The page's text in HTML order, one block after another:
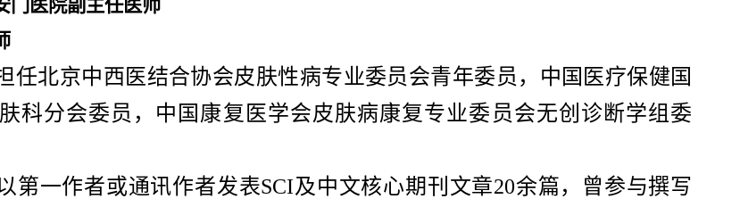
门医院副主任医师
任北京中西医结合协会皮肤性病专业委员会青年委员，中国医疗保健国
科分会委员，中国康复医学会皮肤病康复专业委员会无创诊断学组委
第一作者或通讯作者发表SCI及中文核心期刊文章20余篇，曾参与撰写